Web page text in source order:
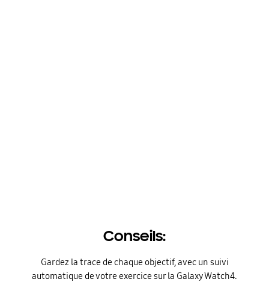
Conseils:
Gardez la trace de chaque objectif, avec un suivi
automatique de votre exercice sur la Galaxy Watch4.